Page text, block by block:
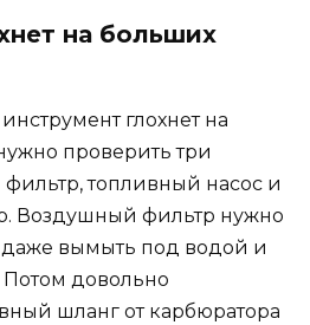
на больших
глохнет на
проверить три
топливный насос и
Воздушный фильтр нужно
вымыть под водой и
довольно
шланг от карбюратора